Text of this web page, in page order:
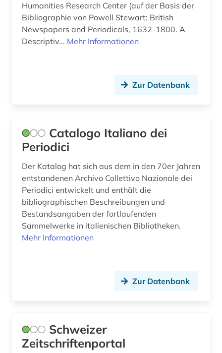
elektronische zeitschrift (2)
elektronische zeitung (3)
elektronisches buch (2)
estland (1)
exilpresse (1)
fellbach (1)
fernsehsendung (2)
informationswissenschaft (1)
fid lateinamerika (1)
Niedersachsen (1)
Nordamerika (4)
Osteuropa (5)
Polen (2)
Rheinland-Pfalz (5)
Russland, Sowjetunion (19)
Saarland (1)
Sachsen (3)
Spanien (9)
Humanities Research Center (auf der Basis der
Bibliographie von Powell Stewart: British
Newspapers and Periodicals, 1632-1800. A
Descriptiv... Mehr Informationen
Zur Datenbank
Catalogo Italiano dei
Periodici
Der Katalog hat sich aus dem in den 70er Jahren
entstandenen Archivo Collettivo Nazionale dei
Periodici entwickelt und enthält die
bibliographischen Beschreibungen und
Bestandsangaben der fortlaufenden
Sammelwerke in italienischen Bibliotheken.
Mehr Informationen
Zur Datenbank
Schweizer
Zeitschriftenportal